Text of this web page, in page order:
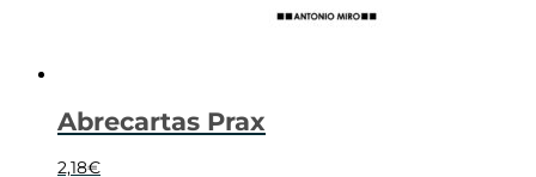
Abrecartas Prax
2,18€